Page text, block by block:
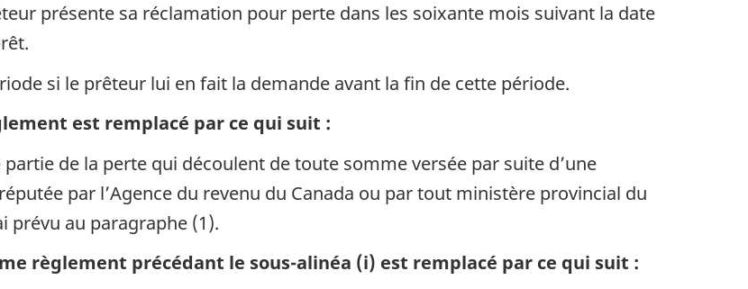
présente sa réclamation pour perte dans les soixante mois suivant la date
si le prêteur lui en fait la demande avant la fin de cette période.
est remplacé par ce qui suit :
de la perte qui découlent de toute somme versée par suite d’une
par l’Agence du revenu du Canada ou par tout ministère provincial du
prévu au paragraphe (1).
règlement précédant le sous-alinéa (i) est remplacé par ce qui suit :